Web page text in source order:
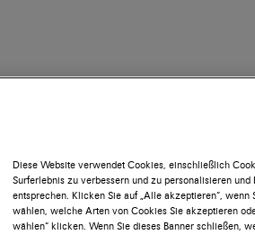
Diese Website verwendet Cookies, einschließlich
Surferlebnis zu verbessern und zu personalisieren
entsprechen. Klicken Sie auf „Alle akzeptieren“,
wählen, welche Arten von Cookies Sie akzeptieren
wählen“ klicken. Wenn Sie dieses Banner schließen,